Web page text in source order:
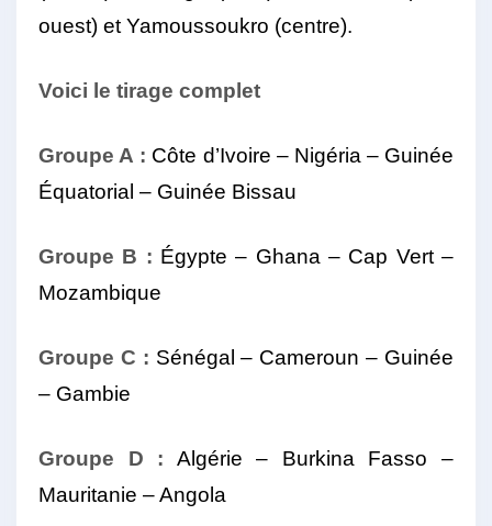
ouest) et Yamoussoukro (centre).
Voici le tirage complet
Groupe A : Côte d’Ivoire – Nigéria – Guinée
Équatorial – Guinée Bissau
Groupe B : Égypte – Ghana – Cap Vert –
Mozambique
Groupe C : Sénégal – Cameroun – Guinée
– Gambie
Groupe D : Algérie – Burkina Fasso –
Mauritanie – Angola